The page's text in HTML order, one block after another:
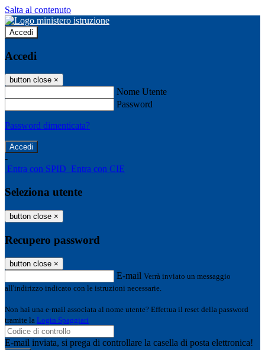
Salta al contenuto
Accedi
Accedi
button close ×
Nome Utente
Password
Password dimenticata?
-
Entra con SPID Entra con CIE
Seleziona utente
button close ×
Recupero password
button close ×
E-mail Verrà inviato un messaggio
all'indirizzo indicato con le istruzioni necessarie.
Non hai una e-mail associata al nome utente? Effettua il reset della password
tramite la Login Spaggiari
E-mail inviata, si prega di controllare la casella di posta elettronica!